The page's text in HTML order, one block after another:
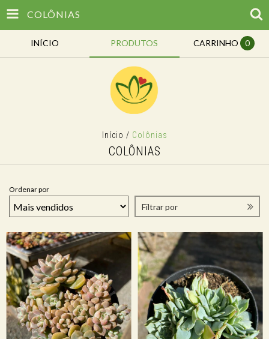
COLÔNIAS
INÍCIO PRODUTOS CARRINHO 0
Início / Colônias
COLÔNIAS
Ordenar por
Filtrar por